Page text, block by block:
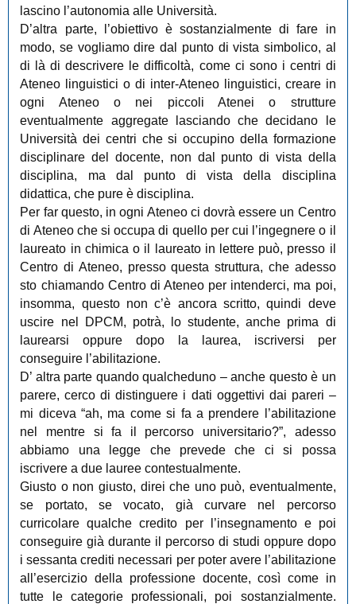
lascino l’autonomia alle Università.
D’altra parte, l’obiettivo è sostanzialmente di fare in
modo, se vogliamo dire dal punto di vista simbolico, al
di là di descrivere le difficoltà, come ci sono i centri di
Ateneo linguistici o di inter-Ateneo linguistici, creare in
ogni Ateneo o nei piccoli Atenei o strutture
eventualmente aggregate lasciando che decidano le
Università dei centri che si occupino della formazione
disciplinare del docente, non dal punto di vista della
disciplina, ma dal punto di vista della disciplina
didattica, che pure è disciplina.
Per far questo, in ogni Ateneo ci dovrà essere un Centro
di Ateneo che si occupa di quello per cui l’ingegnere o il
laureato in chimica o il laureato in lettere può, presso il
Centro di Ateneo, presso questa struttura, che adesso
sto chiamando Centro di Ateneo per intenderci, ma poi,
insomma, questo non c’è ancora scritto, quindi deve
uscire nel DPCM, potrà, lo studente, anche prima di
laurearsi oppure dopo la laurea, iscriversi per
conseguire l’abilitazione.
D’ altra parte quando qualcheduno – anche questo è un
parere, cerco di distinguere i dati oggettivi dai pareri –
mi diceva “ah, ma come si fa a prendere l’abilitazione
nel mentre si fa il percorso universitario?”, adesso
abbiamo una legge che prevede che ci si possa
iscrivere a due lauree contestualmente.
Giusto o non giusto, direi che uno può, eventualmente,
se portato, se vocato, già curvare nel percorso
curricolare qualche credito per l’insegnamento e poi
conseguire già durante il percorso di studi oppure dopo
i sessanta crediti necessari per poter avere l’abilitazione
all’esercizio della professione docente, così come in
tutte le categorie professionali, poi sostanzialmente.